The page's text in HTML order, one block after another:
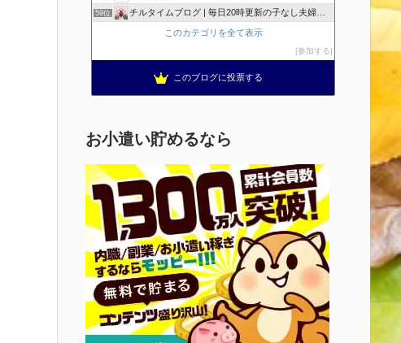
59位 チルタイムブログ | 毎日20時更新の子なし夫婦のブログ
このカテゴリを全て表示
参加する
このブログに投票する
お小遣い貯めるなら